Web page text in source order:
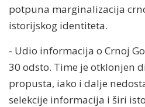
potpuna marginalizacija
istorijskog identiteta.
- Udio informacija o Crnoj
30 odsto. Time je otklonjen
propusta, iako i dalje
selekcije informacija i širi